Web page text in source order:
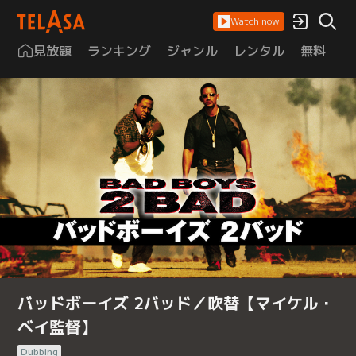
Watch now
見放題 ランキング ジャンル レンタル 無料
バッドボーイズ 2バッド／吹替【マイケル・
ベイ監督】
Dubbing